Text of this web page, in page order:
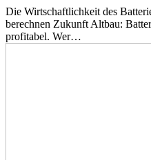
Die Wirtschaftlichkeit des
berechnen Zukunft Altbau:
profitabel. Wer…